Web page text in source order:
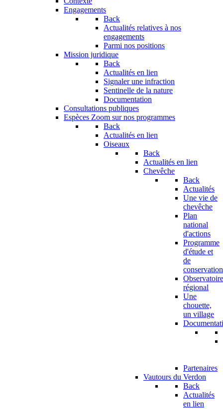
Engagements
Back
Actualités relatives à nos
engagements
Parmi nos positions
Mission juridique
Back
Actualités en lien
Signaler une infraction
Sentinelle de la nature
Documentation
Consultations publiques
Espèces Zoom sur nos programmes
Back
Actualités en lien
Oiseaux
Back
Actualités en lien
Chevêche
Back
Actualités
Une vie de
chevêche
Plan
national
d'actions
Programme
d'étude et
de
conservation
Observatoire
régional
Une
chouette,
un village
Partenaires
Vautours du Verdon
Back
Actualités
en lien